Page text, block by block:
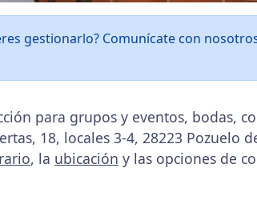
gestionarlo? Comunícate con
para grupos y eventos, bodas,
18, locales 3-4, 28223 Pozuelo
, la ubicación y las opciones de